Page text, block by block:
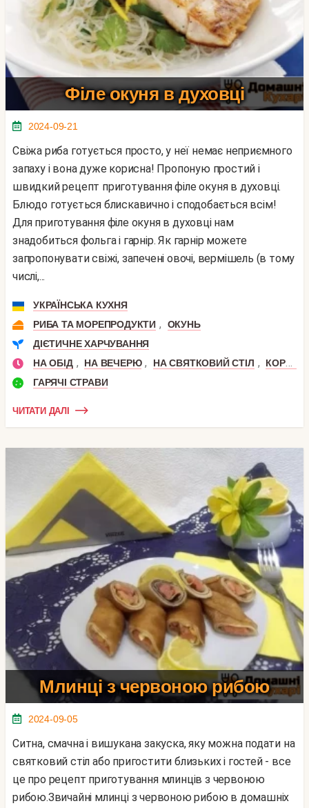
Філе окуня в духовці
2024-09-21
Свіжа риба готується просто, у неї немає неприємного
запаху і вона дуже корисна! Пропоную простий і
швидкий рецепт приготування філе окуня в духовці.
Блюдо готується блискавично і сподобається всім!
Для приготування філе окуня в духовці нам
знадобиться фольга і гарнір. Як гарнір можете
запропонувати свіжі, запечені овочі, вермішель (в тому
числі,...
УКРАЇНСЬКА КУХНЯ
РИБА ТА МОРЕПРОДУКТИ ,
ОКУНЬ
ДІЄТИЧНЕ ХАРЧУВАННЯ
НА ОБІД , НА ВЕЧЕРЮ , НА СВЯТКОВИЙ СТІЛ ,
КОРИСНИЙ ОБІД
ГАРЯЧІ СТРАВИ
ЧИТАТИ ДАЛІ
Млинці з червоною рибою
2024-09-05
Ситна, смачна і вишукана закуска, яку можна подати на
святковий стіл або пригостити близьких і гостей - все
це про рецепт приготування млинців з червоною
рибою.Звичайні млинці з червоною рибою в домашніх